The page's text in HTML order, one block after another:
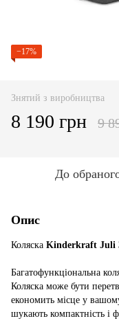
−17%
Знятий з виробництва
8 190 грн 9
До
Опис
Коляска Kinderkraft Juli
Багатофункціональна
Коляска може бути
економить місце у
шукають компактність і